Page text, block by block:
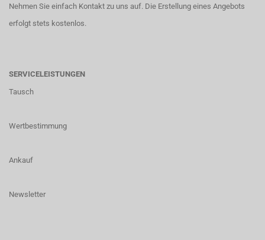
Nehmen Sie einfach Kontakt zu uns auf. Die Erstellung eines Angebots
erfolgt stets kostenlos.
SERVICELEISTUNGEN
Tausch
Wertbestimmung
Ankauf
Newsletter